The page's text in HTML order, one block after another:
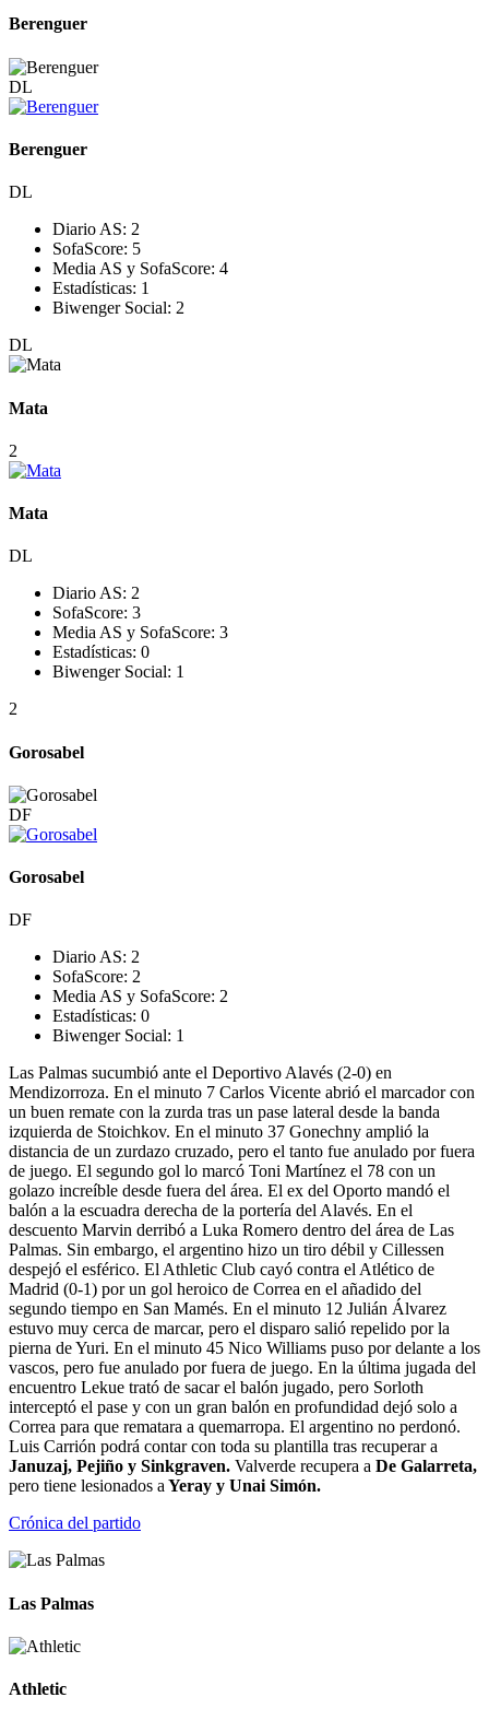
Berenguer
DL
Berenguer
DL
Diario AS: 2
SofaScore: 5
Media AS y SofaScore: 4
Estadísticas: 1
Biwenger Social: 2
DL
Mata
2
Mata
DL
Diario AS: 2
SofaScore: 3
Media AS y SofaScore: 3
Estadísticas: 0
Biwenger Social: 1
2
Gorosabel
DF
Gorosabel
DF
Diario AS: 2
SofaScore: 2
Media AS y SofaScore: 2
Estadísticas: 0
Biwenger Social: 1
Las Palmas sucumbió ante el Deportivo Alavés (2-0) en
Mendizorroza. En el minuto 7 Carlos Vicente abrió el marcador con
un buen remate con la zurda tras un pase lateral desde la banda
izquierda de Stoichkov. En el minuto 37 Gonechny amplió la
distancia de un zurdazo cruzado, pero el tanto fue anulado por fuera
de juego. El segundo gol lo marcó Toni Martínez el 78 con un
golazo increíble desde fuera del área. El ex del Oporto mandó el
balón a la escuadra derecha de la portería del Alavés. En el
descuento Marvin derribó a Luka Romero dentro del área de Las
Palmas. Sin embargo, el argentino hizo un tiro débil y Cillessen
despejó el esférico. El Athletic Club cayó contra el Atlético de
Madrid (0-1) por un gol heroico de Correa en el añadido del
segundo tiempo en San Mamés. En el minuto 12 Julián Álvarez
estuvo muy cerca de marcar, pero el disparo salió repelido por la
pierna de Yuri. En el minuto 45 Nico Williams puso por delante a los
vascos, pero fue anulado por fuera de juego. En la última jugada del
encuentro Lekue trató de sacar el balón jugado, pero Sorloth
interceptó el pase y con un gran balón en profundidad dejó solo a
Correa para que rematara a quemarropa. El argentino no perdonó.
Luis Carrión podrá contar con toda su plantilla tras recuperar a
Januzaj, Pejiño y Sinkgraven. Valverde recupera a De Galarreta,
pero tiene lesionados a Yeray y Unai Simón.
Crónica del partido
Las Palmas
Athletic